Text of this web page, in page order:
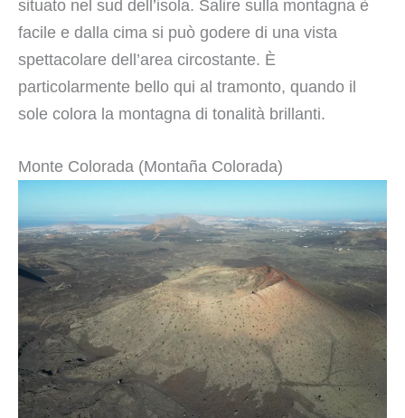
situato nel sud dell’isola. Salire sulla montagna è
facile e dalla cima si può godere di una vista
spettacolare dell’area circostante. È
particolarmente bello qui al tramonto, quando il
sole colora la montagna di tonalità brillanti.
Monte Colorada (Montaña Colorada)